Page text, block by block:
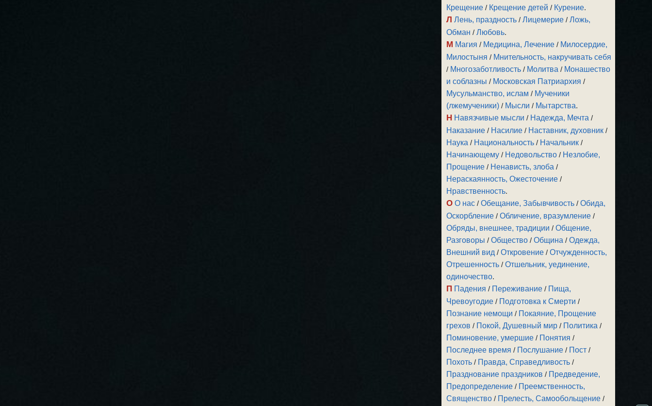
Крещение / Крещение детей / Курение.
Л Лень, праздность /Лицемерие /Ложь,
Обман /Любовь.
М Магия / Медицина, Лечение / Милосердие,
Милостыня / Мнительность, накручивать себя
/ Многозаботливость / Молитва / Монашество
и соблазны / Московская Патриархия /
Мусульманство, ислам / Мученики
(лжемученики) / Мысли / Мытарства.
Н Навязчивые мысли / Надежда, Мечта /
Наказание / Насилие / Наставник, духовник /
Наука / Национальность / Начальник /
Начинающему / Недовольство / Незлобие,
Прощение / Ненависть, злоба /
Нераскаянность, Ожесточение /
Нравственность.
О О нас /Обещание, Забывчивость /Обида,
Оскорбление /Обличение, вразумление /
Обряды, внешнее, традиции /Общение,
Разговоры /Общество /Община /Одежда,
Внешний вид /Откровение /Отчужденность,
Отрешенность /Отшельник, уединение,
одиночество.
П Падения / Переживание / Пища,
Чревоугодие / Подготовка к Смерти /
Познание немощи / Покаяние, Прощение
грехов / Покой, Душевный мир / Политика /
Поминовение, умершие / Понятия /
Последнее время / Послушание / Пост /
Похоть / Правда, Справедливость /
Празднование праздников / Предведение,
Предопределение / Преемственность,
Священство / Прелесть, Самообольщение /